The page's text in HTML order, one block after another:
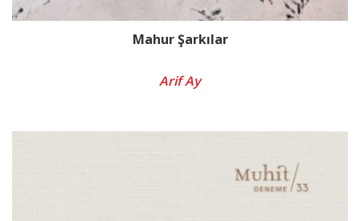
Mahur Şarkılar
Arif Ay